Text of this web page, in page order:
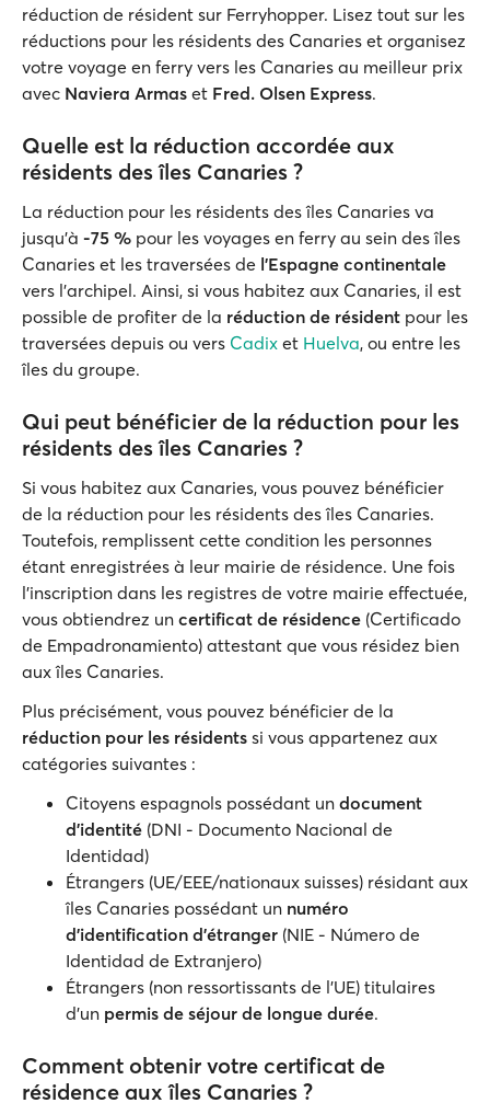
réduction de résident sur Ferryhopper. Lisez tout sur les
réductions pour les résidents des Canaries et organisez
votre voyage en ferry vers les Canaries au meilleur prix
avec Naviera Armas et Fred. Olsen Express.
Quelle est la réduction accordée aux
résidents des îles Canaries ?
La réduction pour les résidents des îles Canaries va
jusqu’à -75 % pour les voyages en ferry au sein des îles
Canaries et les traversées de l’Espagne continentale
vers l’archipel. Ainsi, si vous habitez aux Canaries, il est
possible de profiter de la réduction de résident pour les
traversées depuis ou vers Cadix et Huelva, ou entre les
îles du groupe.
Qui peut bénéficier de la réduction pour les
résidents des îles Canaries ?
Si vous habitez aux Canaries, vous pouvez bénéficier
de la réduction pour les résidents des îles Canaries.
Toutefois, remplissent cette condition les personnes
étant enregistrées à leur mairie de résidence. Une fois
l’inscription dans les registres de votre mairie effectuée,
vous obtiendrez un certificat de résidence (Certificado
de Empadronamiento) attestant que vous résidez bien
aux îles Canaries.
Plus précisément, vous pouvez bénéficier de la
réduction pour les résidents si vous appartenez aux
catégories suivantes :
Citoyens espagnols possédant un document
d'identité (DNI - Documento Nacional de
Identidad)
Étrangers (UE/EEE/nationaux suisses) résidant aux
îles Canaries possédant un numéro
d'identification d'étranger (NIE - Número de
Identidad de Extranjero)
Étrangers (non ressortissants de l'UE) titulaires
d'un permis de séjour de longue durée.
Comment obtenir votre certificat de
résidence aux îles Canaries ?